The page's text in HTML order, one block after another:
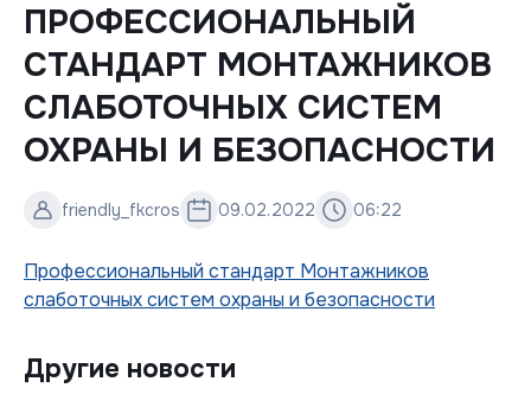
ПРОФЕССИОНАЛЬНЫЙ
СТАНДАРТ МОНТАЖНИКОВ
СЛАБОТОЧНЫХ СИСТЕМ
ОХРАНЫ И БЕЗОПАСНОСТИ
friendly_fkcros 09.02.2022 06:22
Профессиональный стандарт Монтажников
слаботочных систем охраны и безопасности
Другие новости